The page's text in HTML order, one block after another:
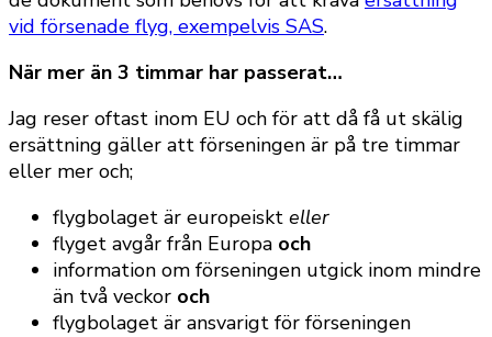
vid försenade flyg, exempelvis SAS.
När mer än 3 timmar har passerat…
Jag reser oftast inom EU och för att då få ut skälig
ersättning gäller att förseningen är på tre timmar
eller mer och;
flygbolaget är europeiskt eller
flyget avgår från Europa och
information om förseningen utgick inom mindre
än två veckor och
flygbolaget är ansvarigt för förseningen